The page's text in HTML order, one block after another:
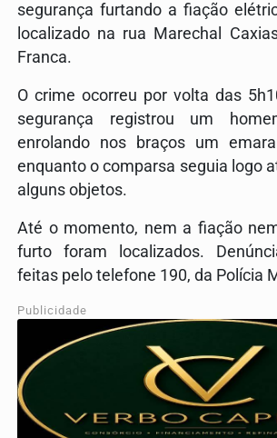
segurança furtando a fiação
localizado na rua Marechal
Franca.
O crime ocorreu por volta das
segurança registrou um
enrolando nos braços um
enquanto o comparsa seguia logo
alguns objetos.
Até o momento, nem a fiação
furto foram localizados.
feitas pelo telefone 190, da Polícia
Publicidade